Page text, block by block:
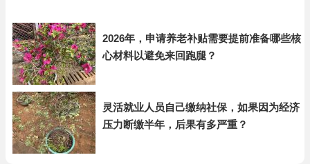
2026年，申请养老补贴需要提前准备哪些核
心材料以避免来回跑腿？
灵活就业人员自己缴纳社保，如果因为经济
压力断缴半年，后果有多严重？